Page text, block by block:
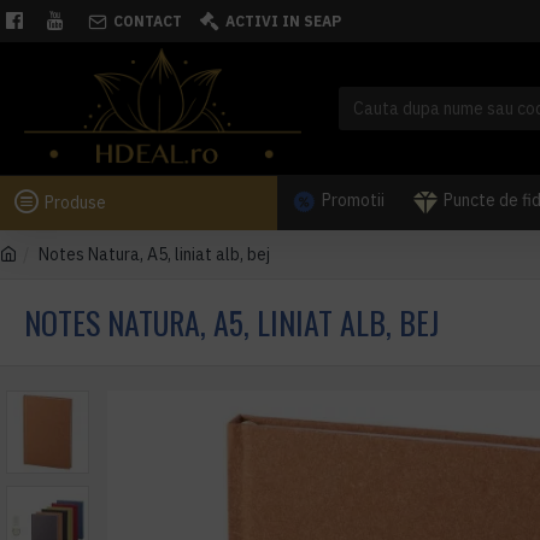
CONTACT ACTIVI IN SEAP
Produse Promotii Puncte de
Notes Natura, A5, liniat alb, bej
NOTES NATURA, A5, LINIAT ALB, BEJ